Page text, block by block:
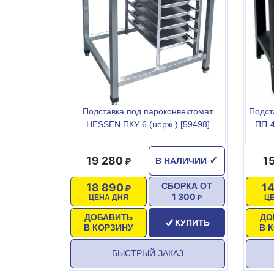
Подставка под пароконвектомат
HESSEN ПКУ 6 (нерж.) [59498]
В НАЛИЧИИ ✓
19 280
ЦЕНА ДНЯ
18 890
ДОБАВИТЬ
В КОРЗИНУ
СБОРКА ОТ
1 300
КУПИТЬ
БЫСТРЫЙ ЗАКАЗ
ПП-
В